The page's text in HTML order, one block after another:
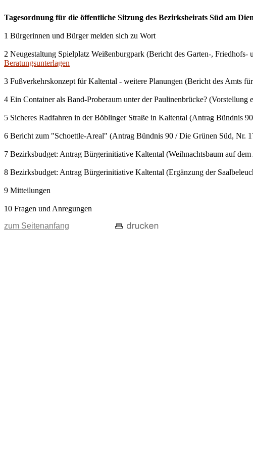
Tagesordnung für die öffentliche Sitzung des Bezirksbeirats Süd am
1 Bürgerinnen und Bürger melden sich zu Wort
2 Neugestaltung Spielplatz Weißenburgpark (Bericht des Garten-, Friedhofs-
Beratungsunterlagen
3 Fußverkehrskonzept für Kaltental - weitere Planungen (Bericht des Amts
4 Ein Container als Band-Proberaum unter der Paulinenbrücke? (Vorstellung
5 Sicheres Radfahren in der Böblinger Straße in Kaltental (Antrag Bündnis
6 Bericht zum "Schoettle-Areal" (Antrag Bündnis 90 / Die Grünen Süd, Nr.
7 Bezirksbudget: Antrag Bürgerinitiative Kaltental (Weihnachtsbaum auf
8 Bezirksbudget: Antrag Bürgerinitiative Kaltental (Ergänzung der
9 Mitteilungen
10 Fragen und Anregungen
zum Seitenanfang